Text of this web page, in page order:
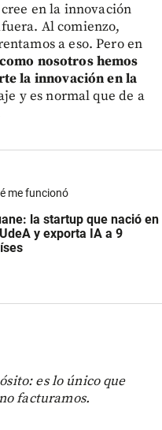
en la innovación
Al comienzo,
a eso. Pero en
nosotros hemos
la innovación en la
y es normal que de a
me funcionó
la startup que nació en
y exporta IA a 9
es lo único que
facturamos.